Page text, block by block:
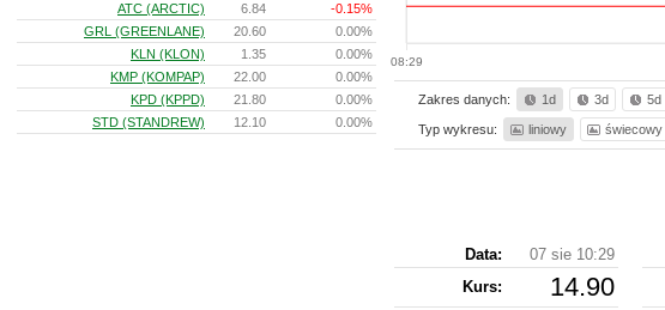
08:29
Zakres danych: 1d 3d 5d
Typ wykresu: liniowy świecowy
Data:
07 sie 10:29
Kurs: 14.90
ATC (ARCTIC)
6.84
-0.15%
GRL (GREENLANE)
20.60
0.00%
KLN (KLON)
1.35
0.00%
KMP (KOMPAP)
22.00
0.00%
KPD (KPPD)
21.80
0.00%
STD (STANDREW)
12.10 0.00%